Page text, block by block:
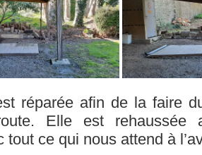
réparée afin de la faire
Elle est rehaussée
tout ce qui nous attend à